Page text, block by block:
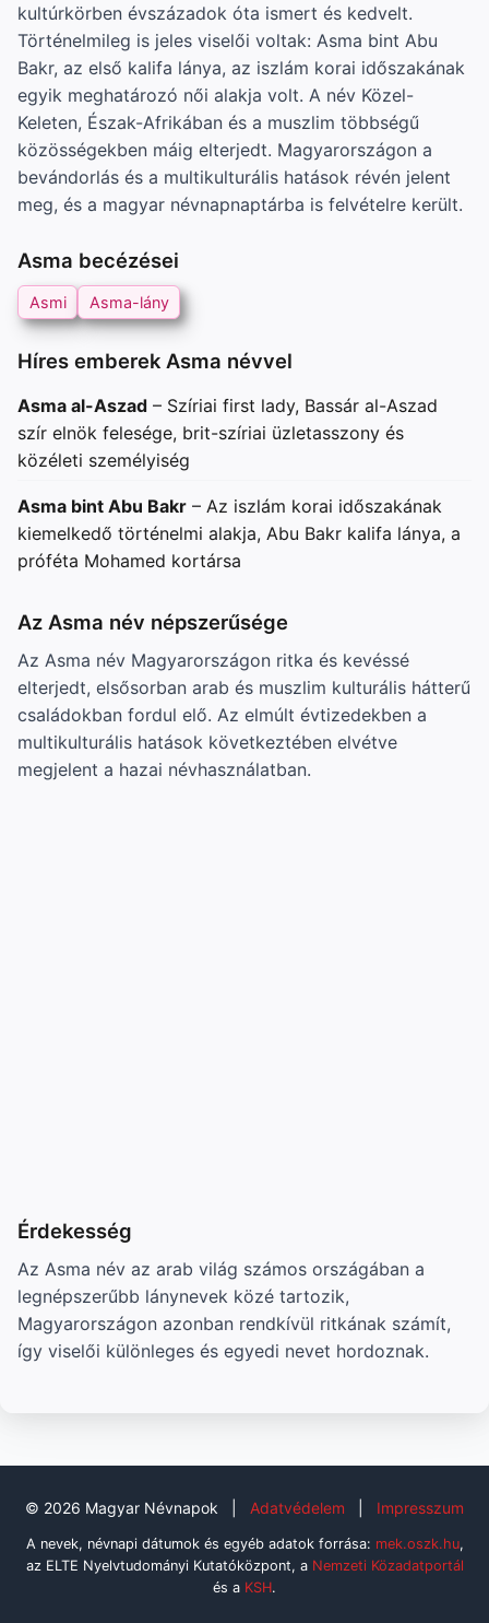
kultúrkörben évszázadok óta ismert és kedvelt.
Történelmileg is jeles viselői voltak: Asma bint Abu
Bakr, az első kalifa lánya, az iszlám korai időszakának
egyik meghatározó női alakja volt. A név Közel-
Keleten, Észak-Afrikában és a muszlim többségű
közösségekben máig elterjedt. Magyarországon a
bevándorlás és a multikulturális hatások révén jelent
meg, és a magyar névnapnaptárba is felvételre került.
Asma becézései
Asmi Asma-lány
Híres emberek Asma névvel
Asma al-Aszad – Szíriai first lady, Bassár al-Aszad
szír elnök felesége, brit-szíriai üzletasszony és
közéleti személyiség
Asma bint Abu Bakr – Az iszlám korai időszakának
kiemelkedő történelmi alakja, Abu Bakr kalifa lánya, a
próféta Mohamed kortársa
Az Asma név népszerűsége
Az Asma név Magyarországon ritka és kevéssé
elterjedt, elsősorban arab és muszlim kulturális hátterű
családokban fordul elő. Az elmúlt évtizedekben a
multikulturális hatások következtében elvétve
megjelent a hazai névhasználatban.
Érdekesség
Az Asma név az arab világ számos országában a
legnépszerűbb lánynevek közé tartozik,
Magyarországon azonban rendkívül ritkának számít,
így viselői különleges és egyedi nevet hordoznak.
© 2026 Magyar Névnapok Adatvédelem Impresszum
A nevek, névnapi dátumok és egyéb adatok forrása: mek.oszk.hu,
az ELTE Nyelvtudományi Kutatóközpont, a Nemzeti Közadatportál
és a KSH.